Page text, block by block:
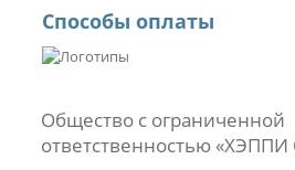
Способы оплаты
Общество с ограниченной
ответственностью